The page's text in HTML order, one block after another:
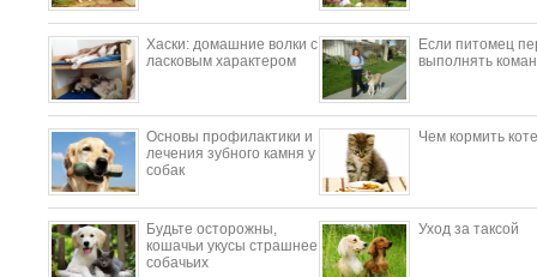
​Хаски: домашние волки с
ласковым характером
Если питомец
выполнять
Основы профилактики и
лечения зубного камня у
собак
Чем кормить
Будьте осторожны,
кошачьи укусы страшнее
собачьих
Уход за таксой